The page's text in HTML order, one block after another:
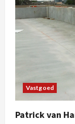
Vastgoed
Patrick van